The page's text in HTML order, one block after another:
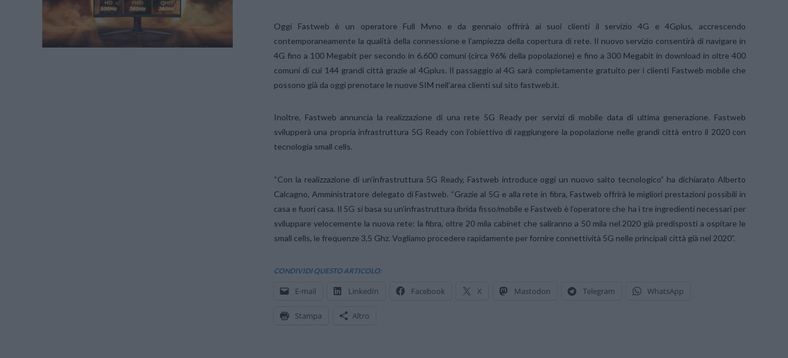
Oggi Fastweb è un operatore Full Mvno e da gennaio offrirà ai suoi clienti il servizio 4G e 4Gplus, accrescendo
contemporaneamente la qualità della connessione e l’ampiezza della copertura di rete. Il nuovo servizio consentirà di navigare in
4G fino a 100 Megabit per secondo in 6.600 comuni (circa 96% della popolazione) e fino a 300 Megabit in download in oltre 400
comuni di cui 144 grandi città grazie al 4Gplus. Il passaggio al 4G sarà completamente gratuito per i clienti Fastweb mobile che
possono già da oggi prenotare le nuove SIM nell’area clienti sul sito fastweb.it.
Inoltre, Fastweb annuncia la realizzazione di una rete 5G Ready per servizi di mobile data di ultima generazione. Fastweb
svilupperà una propria infrastruttura 5G Ready con l’obiettivo di raggiungere la popolazione nelle grandi città entro il 2020 con
tecnologia small cells.
“Con la realizzazione di un’infrastruttura 5G Ready, Fastweb introduce oggi un nuovo salto tecnologico” ha dichiarato Alberto
Calcagno, Amministratore delegato di Fastweb. “Grazie al 5G e alla rete in fibra, Fastweb offrirà le migliori prestazioni possibili in
casa e fuori casa. Il 5G si basa su un’infrastruttura ibrida fisso/mobile e Fastweb è l’operatore che ha i tre ingredienti necessari per
sviluppare velocemente la nuova rete: la fibra, oltre 20 mila cabinet che saliranno a 50 mila nel 2020 già predisposti a ospitare le
small cells, le frequenze 3,5 Ghz. Vogliamo procedere rapidamente per fornire connettività 5G nelle principali città già nel 2020”.
CONDIVIDI QUESTO ARTICOLO:
E-mail LinkedIn Facebook X Mastodon Telegram WhatsApp
Stampa Altro